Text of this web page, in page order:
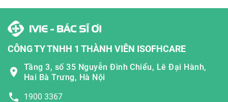
CÔNG TY TNHH 1 THÀNH VIÊN ISOFHCARE
Tầng 3, số 35 Nguyễn Đình Chiểu, Lê Đại Hành,
Hai Bà Trưng, Hà Nội
1900 3367